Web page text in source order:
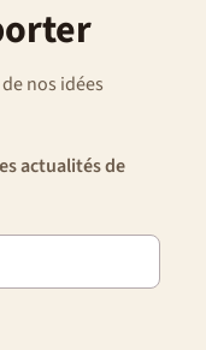
nos idées
actualités de